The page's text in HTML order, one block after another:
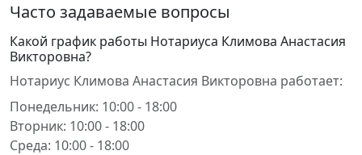
Часто задаваемые вопросы
Какой график работы Нотариуса Климова Анастасия
Викторовна?
Нотариус Климова Анастасия Викторовна работает:
Понедельник: 10:00 - 18:00
Вторник: 10:00 - 18:00
Среда: 10:00 - 18:00